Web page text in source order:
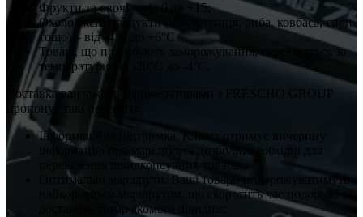
Фрукти та овочі – від 0 до +15;
Охолоджені продукти (м’ясо, птиця, риба, ковбаса, сири
тощо) – від -4°C до +6°C
Товарі, що потребують заморожування, перевозяться за
температури від -20°C до -4°C.
Доставка вантажів рефрижераторами з FRESCHO GROUP
пропонує такі переваги:
Інформаційна підтримка. Клієнт отримує вичерпну
інформацію про маршрут та дозволи, необхідні для
перевезення швидкопсувних товарів;
Оптимальні маршрути. Ваші товари подорожуватимуть
найкоротшим маршрутом, що скоротить час подорожі та
доставить товар якомога швидше;